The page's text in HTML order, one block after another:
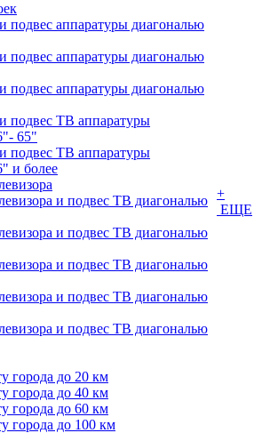
аппаратуры диагональю
аппаратуры диагональю
аппаратуры диагональю
подвес ТВ аппаратуры
65"
подвес ТВ аппаратуры
и более
и подвес ТВ диагональю
и подвес ТВ диагональю
и подвес ТВ диагональю
и подвес ТВ диагональю
и подвес ТВ диагональю
города до 20 км
города до 40 км
города до 60 км
города до 100 км
+
ЕЩЕ